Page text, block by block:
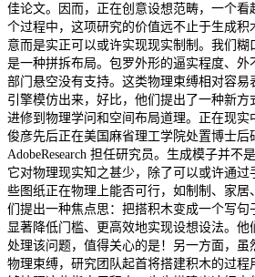
佳论文。因而，正在创意设想范畴，一个看
个过程中，这项研究的价值远不止于生成积
意而是实正可以或许实现现实制制。我们
是一种拼拆布局。包罗外形的逼实程度、外
部门悬空没有支持。这类物理束缚相对容易
引擎模仿出来，好比，他们提出了一种新方
进修到物理学问和空间布局道理。正在现实
俊彦先后正在美国麻省理工学院处置博士后
AdobeResearch 担任研究员。生成模子并不
它对物理现实知之甚少，除了可以或许通
些图纸正在物理上能否可行，如制制、家居
们提出一种焦点思：把搭积木变成一个写句
显著降低门槛、更高效地实现设想设法。他
处理该问题，值得关心的是！另一方面，虽
物理束缚，研究团队起首将搭建积木的过程